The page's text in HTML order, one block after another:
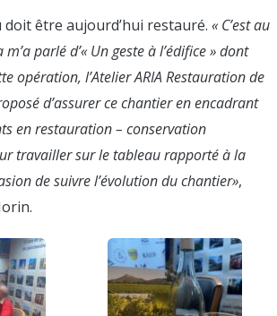
doit être aujourd’hui restauré.« C’est au
parlé d’« Un geste à l’édifice » dont
opération, l’Atelier ARIA Restauration de
d’assurer ce chantier en encadrant
en restauration – conservation
travailler sur le tableau rapporté à la
de suivre l’évolution du chantier»,